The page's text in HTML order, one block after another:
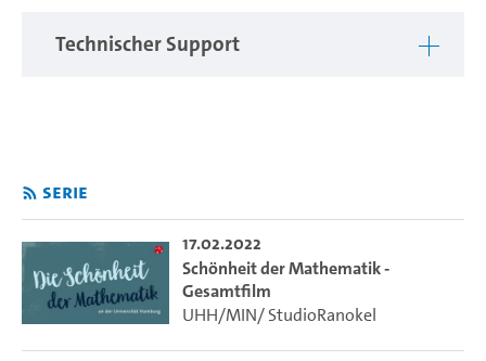
Kommt man mit Mathematikerinnen und Mathematikern
Professoren des Fachbereichs Mathematik, was sie
persönlich an der Mathematik fasziniert und was sie an ihr
schön finden. Jeden Monat gibt es ein neues Video, das ihre
individuelle Sicht auf die Mathematik und ihre Faszination
zeigt.
Technischer Support
Serie
17.02.2022
Schönheit der Mathematik -
Gesamtfilm
UHH/MIN/ StudioRanokel